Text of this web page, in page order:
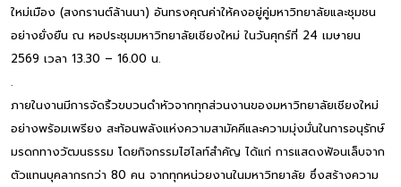
ใหม่เมือง (สงกรานต์ล้านนา) อันทรงคุณค่าให้คงอยู่คู่มหาวิทยาลัยและชุมชน
อย่างยั่งยืน ณ หอประชุมมหาวิทยาลัยเชียงใหม่ ในวันศุกร์ที่ 24 เมษายน
2569 เวลา 13.30 – 16.00 น.
.
ภายในงานมีการจัดริ้วขบวนดำหัวจากทุกส่วนงานของมหาวิทยาลัยเชียงใหม่
อย่างพร้อมเพรียง สะท้อนพลังแห่งความสามัคคีและความมุ่งมั่นในการอนุรักษ์
มรดกทางวัฒนธรรม โดยกิจกรรมไฮไลท์สำคัญ ได้แก่ การแสดงฟ้อนเล็บจาก
ตัวแทนบุคลากรกว่า 80 คน จากทุกหน่วยงานในมหาวิทยาลัย ซึ่งสร้างความ